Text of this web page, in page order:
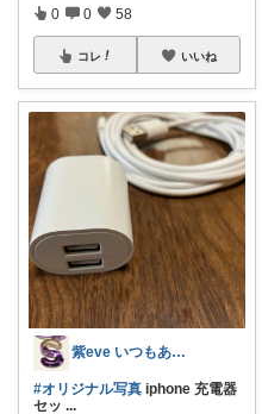
0 0 58
コレ いいね
紫eve いつもありがとう😊
#オリジナル写真 iphone 充電器
セッ ...